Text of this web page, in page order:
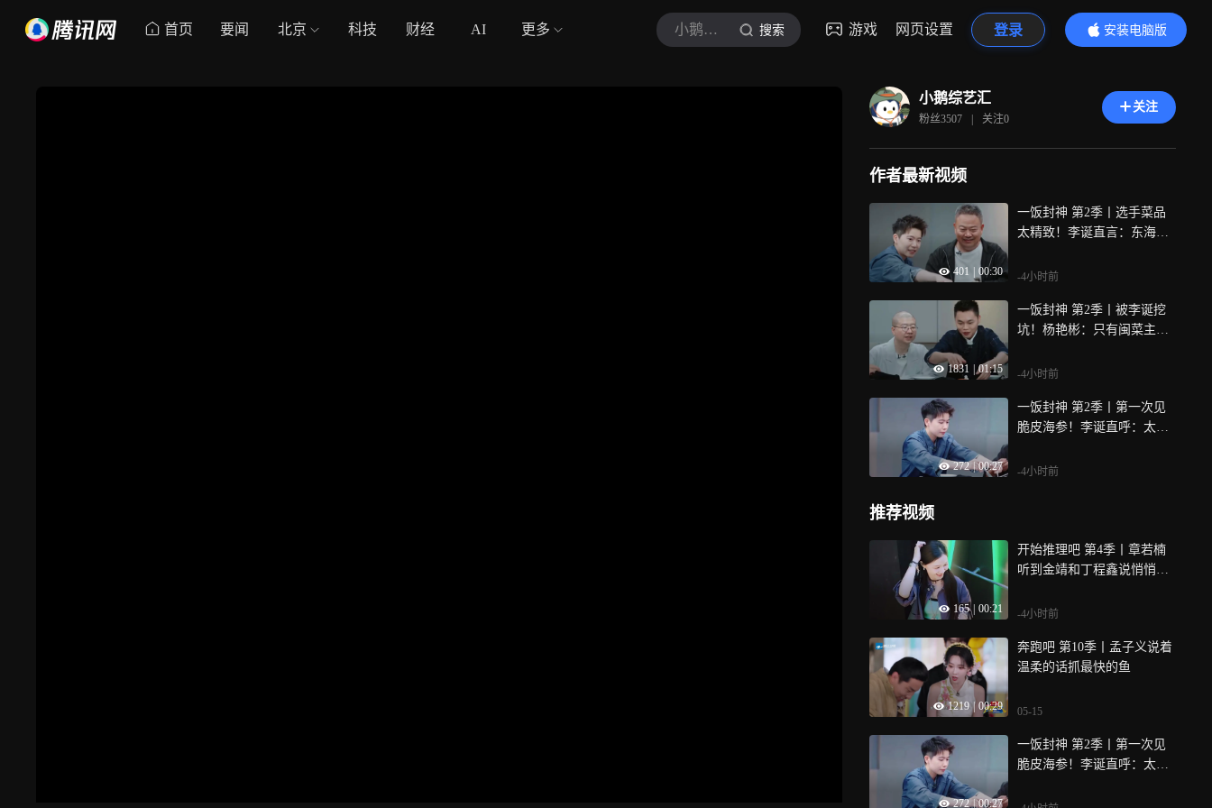
首页 要闻 北京 科技 财经 AI 更多 小鹅综艺汇 搜索 游戏 网页设置 登录
安装电脑版
内容更精彩
小鹅综艺汇
粉丝3507 | 关注0
关注
作者最新视频
401 00:30
一饭封神 第2季丨选手菜品
太精致！李诞直言：东海龙
-4小时前
1831 01:15
一饭封神 第2季丨被李诞挖
坑！杨艳彬：只有闽菜主厨
-4小时前
272 | 00:27
一饭封神 第2季丨第一次见
脆皮海参！李诞直呼：太特
-4小时前
推荐视频
165 00:21
开始推理吧 第4季丨章若楠
听到金靖和丁程鑫说悄悄
-4小时前
1219 | 00:29
奔跑吧 第10季丨孟子义说着
温柔的话抓最快的鱼
05-15
272 | 00:27
一饭封神 第2季丨第一次见
脆皮海参！李诞直呼：太特